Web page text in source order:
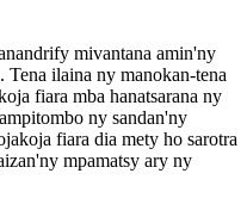
mivantana amin'ny
ilaina ny manokan-tena
fiara mba hanatsarana ny
ny sandan'ny
fiara dia mety ho sarotra
mpamatsy ary ny